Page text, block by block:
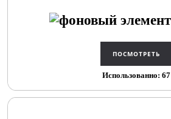
Использованно: 67